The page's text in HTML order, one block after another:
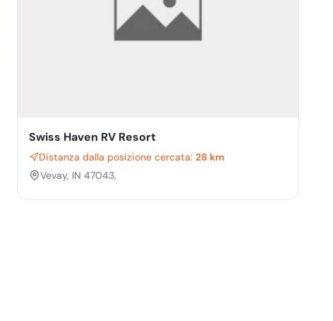
Swiss Haven RV Resort
Distanza dalla posizione cercata: 28 km
Vevay, IN 47043,